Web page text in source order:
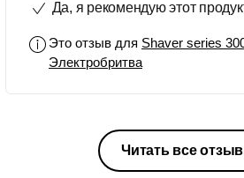
Да, я рекомендую этот
Это отзыв для Shaver series
Электробритва
Читать все